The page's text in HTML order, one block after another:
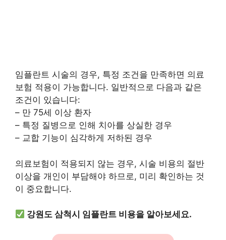
임플란트 시술의 경우, 특정 조건을 만족하면 의료
보험 적용이 가능합니다. 일반적으로 다음과 같은
조건이 있습니다:
– 만 75세 이상 환자
– 특정 질병으로 인해 치아를 상실한 경우
– 교합 기능이 심각하게 저하된 경우
의료보험이 적용되지 않는 경우, 시술 비용의 절반
이상을 개인이 부담해야 하므로, 미리 확인하는 것
이 중요합니다.
강원도 삼척시 임플란트 비용을 알아보세요.